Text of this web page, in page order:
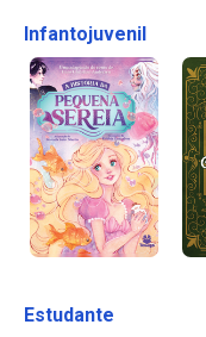
Infantojuvenil
Estudante